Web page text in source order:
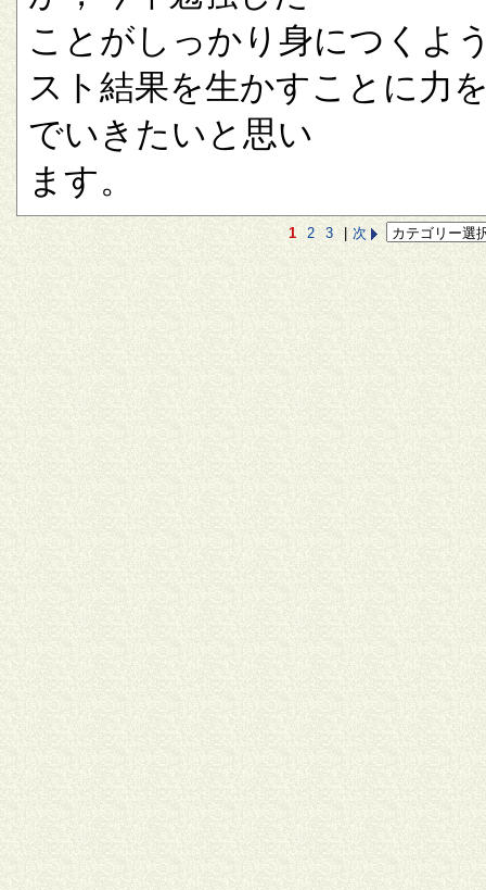
ことがしっかり身につくよ
スト結果を生かすことに力
でいきたいと思い
ます。
1 2 3 次